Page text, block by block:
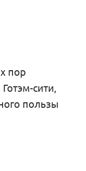
пор
сити,
пользы